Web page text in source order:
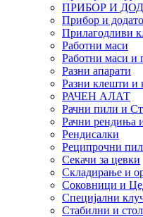
ПРИБОР И
Прибор и
Прилагодливи
Работни маси
Работни маси и
Разни апарати
Разни клешти и
РАЧЕН АЛАТ
Рачни пили и
Рачни рендиња
Рендисалки
Реципрочни
Секачи за цевки
Складирање и
Соковници и
Специјални
Стабилни и